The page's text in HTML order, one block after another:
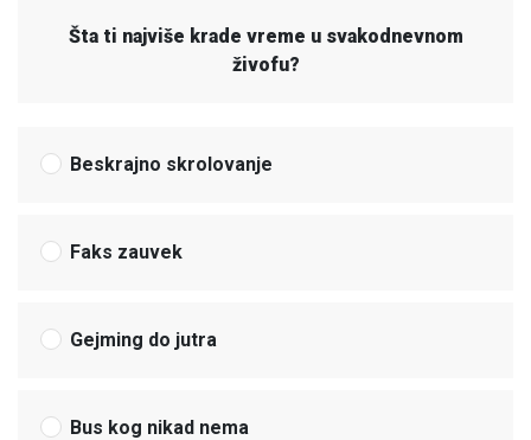
Šta ti najviše krade vreme u svakodnevnom
živofu?
Beskrajno skrolovanje
Faks zauvek
Gejming do jutra
Bus kog nikad nema